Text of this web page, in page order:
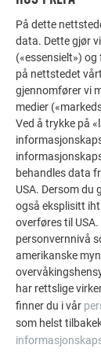
FÅ
FLERE
PREFA
kan brukes.
de holdbare
VIS
På dette
data. Dette gjør
(«essensielt»)
på nettstedet
gjennomfører vi
medier
Ved å trykke på
behandles data
USA. Dersom du
også eksplisitt
overføres til
personvernnivå
amerikanske
har rettslige
finner du i vår
som helst